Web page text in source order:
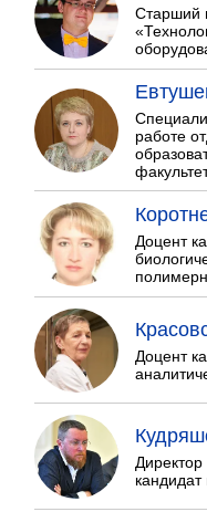
Старший
работе
Доцент
Доцент
Директор
кандидат